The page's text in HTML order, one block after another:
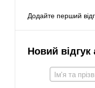
Додайте перший
Новий